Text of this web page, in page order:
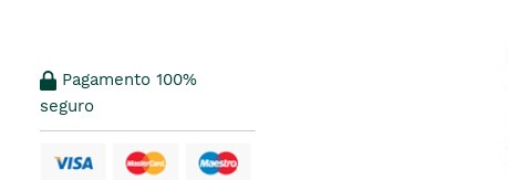
Pagamento 100%
seguro